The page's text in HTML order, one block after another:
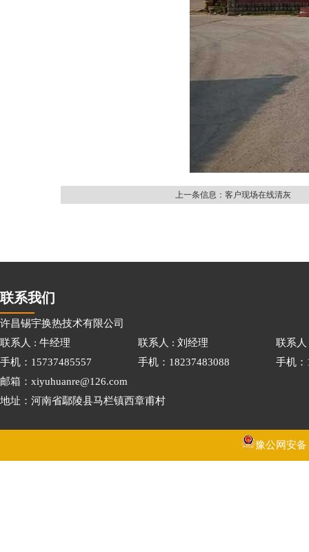
上一条信息：客户现场在线清灰
联系我们
许昌锡宇换热技术有限公司
联系人 : 牛经理
联系人 : 刘经理
联系
手机：15737485557
手机：18237483088
手机：
邮箱：xiyuhuanre@126.com
地址：河南省鄢陵县马栏镇西章甫村
豫公网安备